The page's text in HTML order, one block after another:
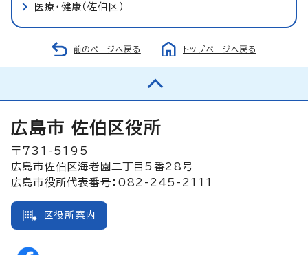
医療・健康（佐伯区）
前のページへ戻る トップページへ戻る
広島市 佐伯区役所
〒731-5195
広島市佐伯区海老園二丁目5番28号
広島市役所代表番号：082-245-2111
区役所案内